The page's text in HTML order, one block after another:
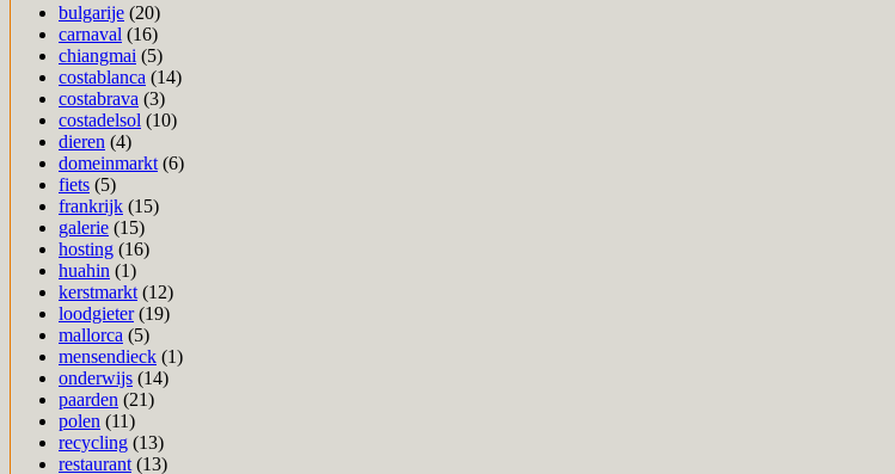
bulgarije (20)
carnaval (16)
chiangmai (5)
costablanca (14)
costabrava (3)
costadelsol (10)
dieren (4)
domeinmarkt (6)
fiets (5)
frankrijk (15)
galerie (15)
hosting (16)
huahin (1)
kerstmarkt (12)
loodgieter (19)
mallorca (5)
mensendieck (1)
onderwijs (14)
paarden (21)
polen (11)
recycling (13)
restaurant (13)